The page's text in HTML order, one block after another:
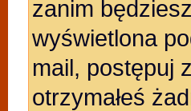
zanim
wyświetlona
mail, postępuj
otrzymałeś